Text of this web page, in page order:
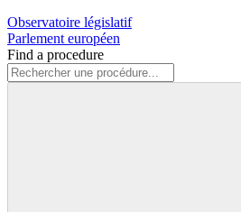
Observatoire législatif
Parlement européen
Find a procedure